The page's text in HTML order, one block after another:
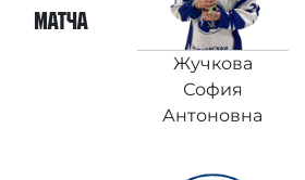
матча
Жучкова
София
Антоновна